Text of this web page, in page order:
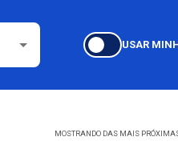
USAR
MOSTRANDO DAS MAIS